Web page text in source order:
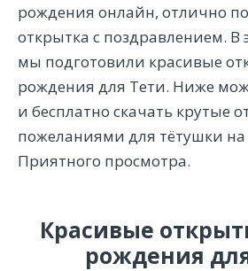
рождения онлайн, отлично
открытка с поздравлением. В
мы подготовили красивые
рождения для Тети. Ниже
и бесплатно скачать крутые
пожеланиями для тётушки
Приятного просмотра.
Красивые
рождения